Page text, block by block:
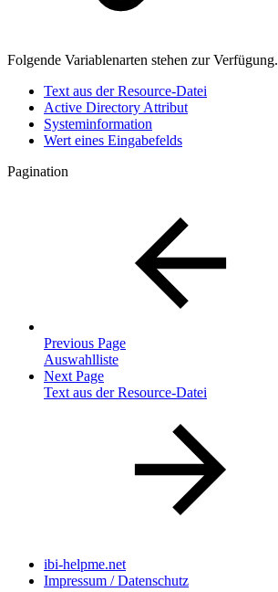
Folgende Variablenarten stehen zur Verfügung.
Text aus der Resource-Datei
Active Directory Attribut
Systeminformation
Wert eines Eingabefelds
Pagination
Previous Page
Auswahlliste
Next Page
Text aus der Resource-Datei
ibi-helpme.net
Impressum / Datenschutz